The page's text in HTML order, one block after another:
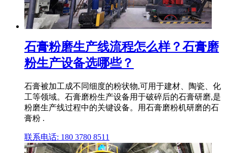
石膏粉磨生产线流程怎么样？石膏磨
粉生产设备选哪些？
石膏被加工成不同细度的粉状物,可用于建材、陶瓷、化
工等领域。石膏磨粉生产设备用于破碎后的石膏研磨,是
粉磨生产线过程中的关键设备。用石膏磨粉机研磨的石
膏粉 .
联系电话: 180 3780 8511